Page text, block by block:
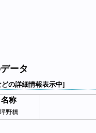
ータ
の詳細情報表示中]
名称
坪野橋